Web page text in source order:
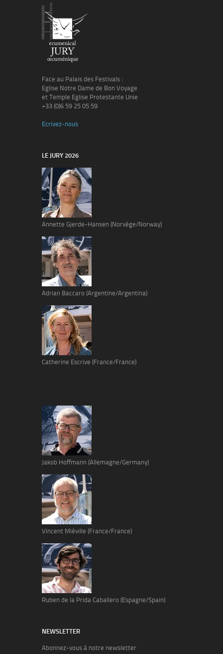
Face au Palais des Festivals :
Eglise Notre Dame de Bon Voyage
et Temple Eglise Protestante Unie
+33 (0)6 59 25 05 59
Ecrivez-nous
LE JURY 2026
Annette Gjerde-Hansen (Norvège/Norway)
Adrian Baccaro (Argentine/Argentina)
Catherine Escrive (France/France)
Jakob Hoffmann (Allemagne/Germany)
Vincent Miéville (France/France)
Ruben de la Prida Caballero (Espagne/Spain)
NEWSLETTER
Abonnez-vous à notre newsletter